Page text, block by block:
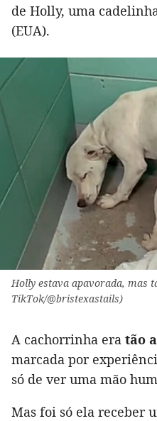
de Holly, uma
(EUA).
Holly estava apavorada, mas
TikTok/@bristexastails)
A cachorrinha era tão
marcada por
só de ver uma mão
Mas foi só ela receber